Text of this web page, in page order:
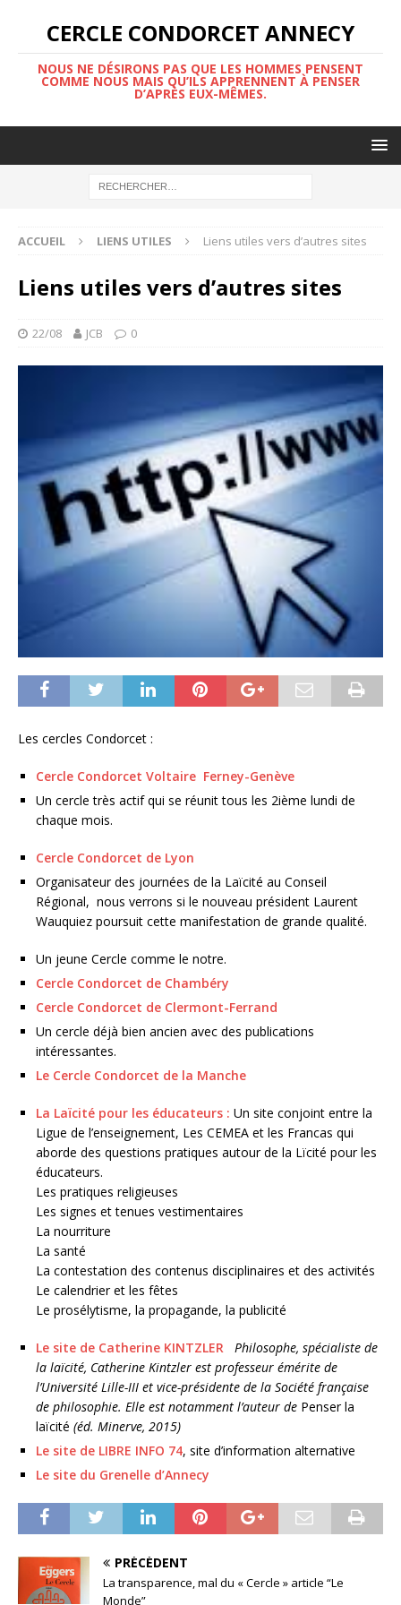
CERCLE CONDORCET ANNECY
NOUS NE DÉSIRONS PAS QUE LES HOMMES PENSENT
COMME NOUS MAIS QU’ILS APPRENNENT À PENSER
D’APRÈS EUX-MÊMES.
ACCUEIL LIENS UTILES Liens utiles vers d’autres sites
Liens utiles vers d’autres sites
22/08 JCB 0
Les cercles Condorcet :
Cercle Condorcet Voltaire Ferney-Genève
Un cercle très actif qui se réunit tous les 2ième lundi de
chaque mois.
Cercle Condorcet de Lyon
Organisateur des journées de la Laïcité au Conseil
Régional, nous verrons si le nouveau président Laurent
Wauquiez poursuit cette manifestation de grande qualité.
Un jeune Cercle comme le notre.
Cercle Condorcet de Chambéry
Cercle Condorcet de Clermont-Ferrand
Un cercle déjà bien ancien avec des publications
intéressantes.
Le Cercle Condorcet de la Manche
La Laïcité pour les éducateurs : Un site conjoint entre la
Ligue de l’enseignement, Les CEMEA et les Francas qui
aborde des questions pratiques autour de la Lïcité pour les
éducateurs.
Les pratiques religieuses
Les signes et tenues vestimentaires
La nourriture
La santé
La contestation des contenus disciplinaires et des activités
Le calendrier et les fêtes
Le prosélytisme, la propagande, la publicité
Le site de Catherine KINTZLER Philosophe, spécialiste de
la laïcité, Catherine Kintzler est professeur émérite de
l’Université Lille-III et vice-présidente de la Société française
de philosophie. Elle est notamment l’auteur de Penser la
laïcité (éd. Minerve, 2015)
Le site de LIBRE INFO 74, site d’information alternative
Le site du Grenelle d’Annecy
PRÉCÉDENT
La transparence, mal du « Cercle » article “Le
Monde”